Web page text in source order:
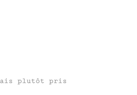
plutôt pris